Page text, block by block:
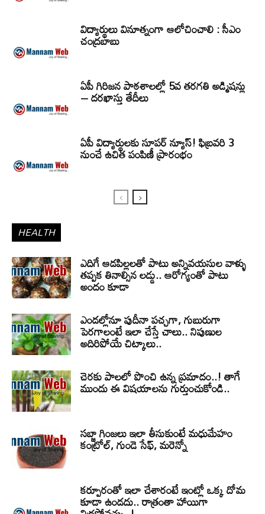
విద్యార్థులు వినూత్నంగా ఆలోచించాలి : సీఎం
చంద్రబాబు
ఏపీ గిరిజన పాఠశాలల్లో 5వ తరగతి అడ్మిషన్లు
– దరఖాస్తు తేదీలు
ఏపీ విద్యార్థులకు సూపర్ న్యూస్! ఫిబ్రవరి 3
నుంచే ఉచిత పంపిణీ ప్రారంభం
HEALTH
ఎదిగే ఆడపిల్లలతో పాటు అన్నివయసుల వాళ్ళు
తప్పక తినాల్సిన లడ్డు.. ఆరోగ్యంతో పాటు
అందం కూడా
ఎండల్లోనూ పుదీనా పచ్చగా, గుబురుగా
పెరగాలంటే ఇలా చేస్తే చాలు.. నిపుణుల
అదిరిపోయే చిట్కాలు..
చెరకు పాలలో పొంచి ఉన్న ప్రమాదం..! తాగే
ముందు ఈ విషయాలను గుర్తుంచుకోండి..
సబ్జా గింజలు ఇలా తీసుకుంటే మధుమేహం
కంట్రోల్, గుండె సేఫ్, మరెన్నో
కర్పూరంతో ఇలా చేశారంటే ఇంట్లో ఒక్క దోమ
కూడా ఉండదు.. రాత్రంతా హాయిగా